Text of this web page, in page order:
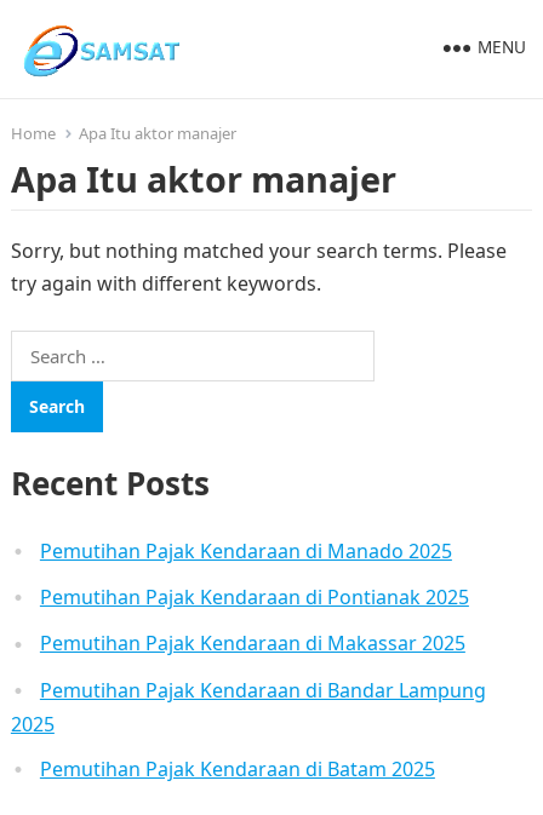
MENU
Home Apa Itu aktor manajer
Apa Itu aktor manajer
Sorry, but nothing matched your search terms. Please
try again with different keywords.
Search
for:
Recent Posts
Pemutihan Pajak Kendaraan di Manado 2025
Pemutihan Pajak Kendaraan di Pontianak 2025
Pemutihan Pajak Kendaraan di Makassar 2025
Pemutihan Pajak Kendaraan di Bandar Lampung
2025
Pemutihan Pajak Kendaraan di Batam 2025